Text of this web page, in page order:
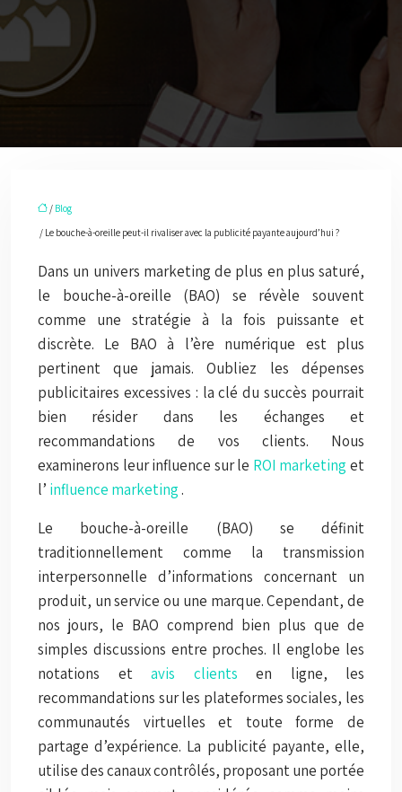
/ Blog
/ Le bouche-à-oreille peut-il rivaliser avec la publicité payante aujourd’hui ?
Dans un univers marketing de plus en plus saturé,
le bouche-à-oreille (BAO) se révèle souvent
comme une stratégie à la fois puissante et
discrète. Le BAO à l’ère numérique est plus
pertinent que jamais. Oubliez les dépenses
publicitaires excessives : la clé du succès pourrait
bien résider dans les échanges et
recommandations de vos clients. Nous
examinerons leur influence sur le ROI marketinget
l’ influence marketing.
Le bouche-à-oreille (BAO) se définit
traditionnellement comme la transmission
interpersonnelle d’informations concernant un
produit, un service ou une marque. Cependant, de
nos jours, le BAO comprend bien plus que de
simples discussions entre proches. Il englobe les
notations et avis clients en ligne, les
recommandations sur les plateformes sociales, les
communautés virtuelles et toute forme de
partage d’expérience. La publicité payante, elle,
utilise des canaux contrôlés, proposant une portée